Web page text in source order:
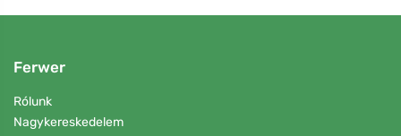
Ferwer
Rólunk
Nagykereskedelem